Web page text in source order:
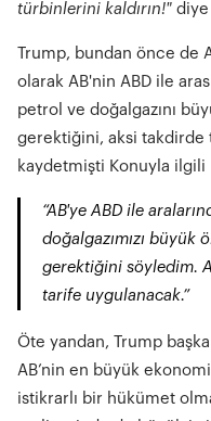
türbinlerini kaldırın!" diye
Trump, bundan önce de
olarak AB'nin ABD ile
petrol ve doğalgazını
gerektiğini, aksi takdirde
kaydetmişti Konuyla ilgili
“AB'ye ABD ile
doğalgazımızı büyük
gerektiğini söyledim.
tarife uygulanacak.”
Öte yandan, Trump
AB’nin en büyük
istikrarlı bir hükümet